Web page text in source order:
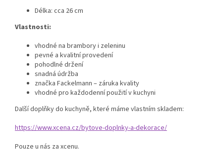
Délka: cca 26 cm
Vlastnosti:
vhodné na brambory i zeleninu
pevné a kvalitní provedení
pohodlné držení
snadná údržba
značka Fackelmann – záruka kvality
vhodné pro každodenní použití v kuchyni
Další doplňky do kuchyně, které máme vlastním skladem:
https://www.xcena.cz/bytove-doplnky-a-dekorace/
Pouze u nás za xcenu.